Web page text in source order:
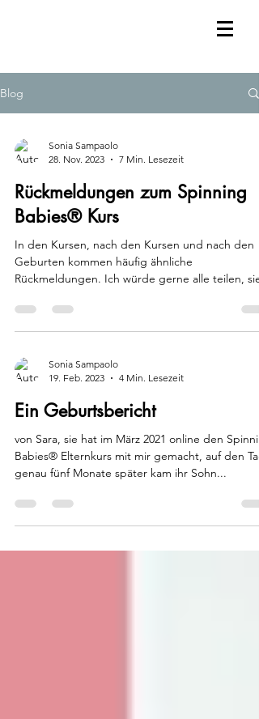
Blog
Sonia Sampaolo
28. Nov. 2023
7 Min. Lesezeit
Rückmeldungen zum Spinning
Babies® Kurs
In den Kursen, nach den Kursen und nach den
Geburten kommen häufig ähnliche
Rückmeldungen. Ich würde gerne alle teilen, sie
Sonia Sampaolo
19. Feb. 2023
4 Min. Lesezeit
Ein Geburtsbericht
von Sara, sie hat im März 2021 online den
Babies® Elternkurs mit mir gemacht, auf den Tag
genau fünf Monate später kam ihr Sohn...